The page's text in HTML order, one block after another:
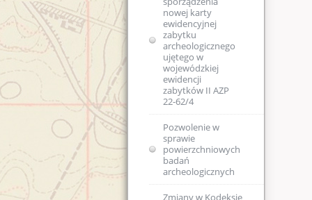
Organizacyjny
WUOZ w Olsztynie
Statut prawny
Podstawa prawna
USTAWA o
ochronie zabytków
i opiece nad
zabytkami (Dz.U.
2003 nr 162, poz.
1568)
USTAWA z dnia 16
kwietnia 2004 r o
ochronie przyrody
(Dz. U. Nr 92, poz.
880)
Wykaz stanowisk
WUOZ i kontakty
Elektroniczna
Skrzynka Podawcza -
składanie pism i
elektroniczną
Kierownictwo
jednostki
DEKLARACJA
nowej karty
ewidencyjnej
zabytku
archeologicznego
ujętego w
wojewódzkiej
ewidencji
zabytków II AZP
22-62/4
Pozwolenie w
sprawie
powierzchniowych
badań
archeologicznych
Zmiany w Kodeksie